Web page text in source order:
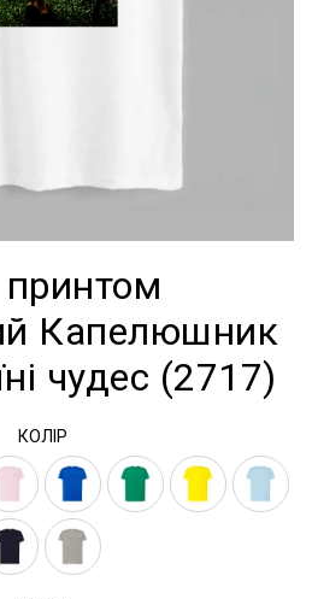
Капелюшник
чудес (2717)
КОЛІР